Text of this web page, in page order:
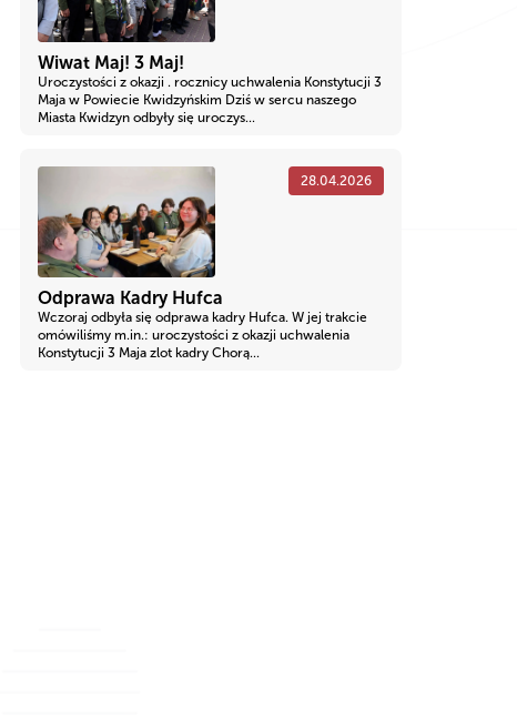
Wiwat Maj! 3 Maj!
Uroczystości z okazji . rocznicy uchwalenia Konstytucji 3
Maja w Powiecie Kwidzyńskim Dziś w sercu naszego
Miasta Kwidzyn odbyły się uroczys...
28.04.2026
Odprawa Kadry Hufca
Wczoraj odbyła się odprawa kadry Hufca. W jej trakcie
omówiliśmy m.in.: uroczystości z okazji uchwalenia
Konstytucji 3 Maja zlot kadry Chorą...